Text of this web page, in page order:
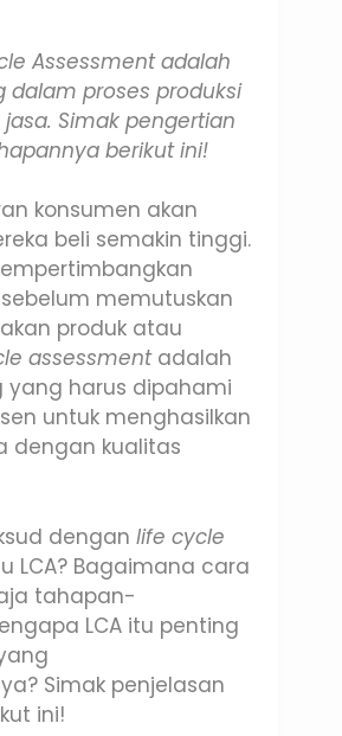
Assessment adalah
dalam proses produksi
Simak pengertian
berikut ini!
konsumen akan
beli semakin tinggi.
memutuskan
produk atau
assessmentadalah
harus dipahami
untuk menghasilkan
dengan kualitas
dengan life cycle
LCA? Bagaimana cara
tahapan-
LCA itu penting
Simak penjelasan
ini!